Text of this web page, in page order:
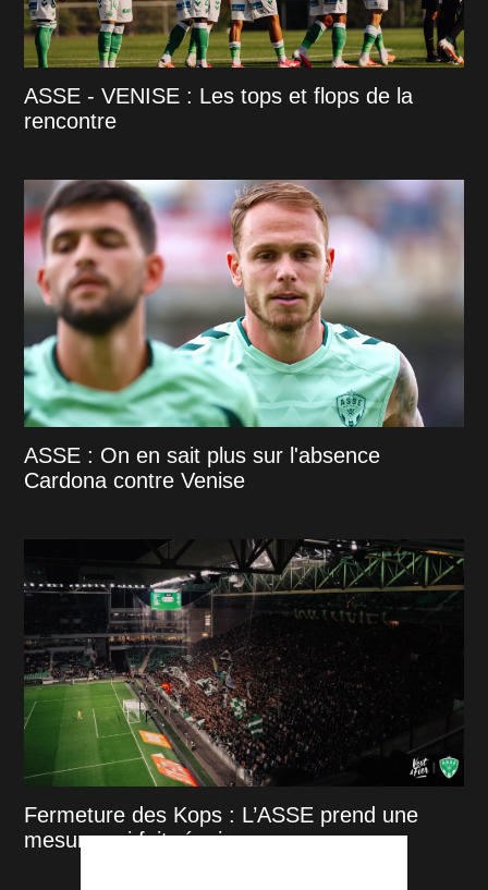
ASSE - VENISE : Les tops et flops de la
rencontre
ASSE : On en sait plus sur l'absence
Cardona contre Venise
Fermeture des Kops : L’ASSE prend une
mesure qui fait réagir